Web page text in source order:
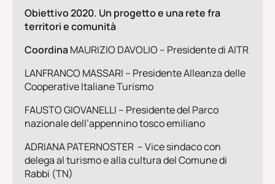
Obiettivo 2020. Un progetto e una rete fra
territori e comunità
CoordinaMAURIZIO DAVOLIO – Presidente di AITR
LANFRANCO MASSARI – Presidente Alleanza delle
Cooperative Italiane Turismo
FAUSTO GIOVANELLI – Presidente del Parco
nazionale dell’appennino tosco emiliano
ADRIANA PATERNOSTER – Vice sindaco con
delega al turismo e alla cultura del Comune di
Rabbi (TN)